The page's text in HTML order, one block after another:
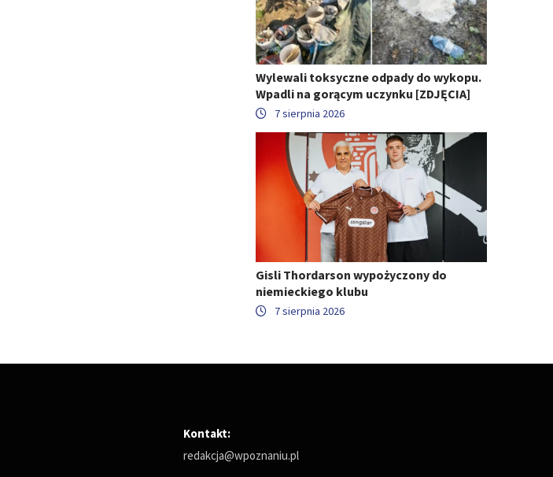
Wylewali toksyczne odpady do wykopu.
Wpadli na gorącym uczynku [ZDJĘCIA]
7 sierpnia 2026
Gisli Thordarson wypożyczony do
niemieckiego klubu
7 sierpnia 2026
Kontakt:
redakcja@wpoznaniu.pl